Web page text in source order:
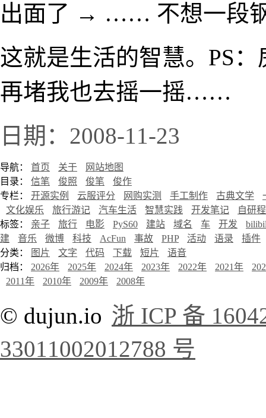
出面了 → …… 不想一段
这就是生活的智慧。PS
再堵我也去摇一摇……
日期：2008-11-23
导航： 首页 关于
网站地图
目录： 信笔 俊照 俊笔
俊作
专栏： 开源实例 云服评分 网购实测 手工制作 古典文学
文化娱乐
旅行游记 汽车生活 智慧实践 开发笔记
自研
标签： 亲子 旅行 电影 PyS60 建站 域名 车 开发
建
音乐 微博 科技 AcFun 事故 PHP 活动 语录
插件
分类：
图片 文字 代码 下载 短片
语音
归档： 2026年 2025年 2024年 2023年 2022年 2021年
2011年
2010年 2009年 2008年
© dujun.io 浙 ICP 备
33011002012788 号